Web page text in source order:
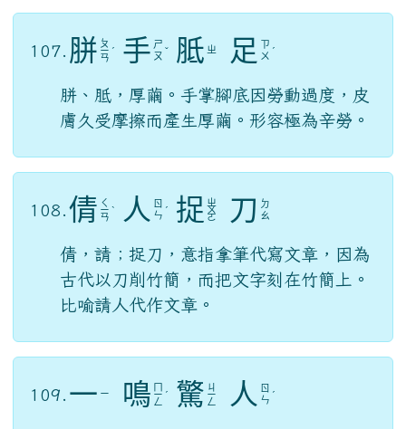
107. 胼 ㄆ
ㄧ
ㄢ
ˊ 手 ㄕ
ㄡ ˇ 胝 ㄓ 足
ㄗ
ㄨ ˊ
胼、胝，厚繭。手掌腳底因勞動過度，皮
膚久受摩擦而產生厚繭。形容極為辛勞。
108. 倩 ㄑ
ㄧ
ㄢ
ˋ 人 ㄖ
ㄣ ˊ 捉 ㄓ
ㄨ
ㄛ 刀 ㄉ
ㄠ
倩，請；捉刀，意指拿筆代寫文章，因為
古代以刀削竹簡，而把文字刻在竹簡上。
比喻請人代作文章。
109. 一 ㄧ 鳴 ㄧ
ㄥ
ˊ 驚 ㄐ
ㄧ
ㄥ 人 ㄖ
ㄣ ˊ